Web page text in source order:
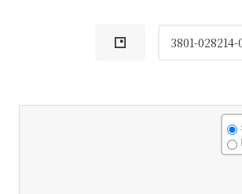
3801-028214-